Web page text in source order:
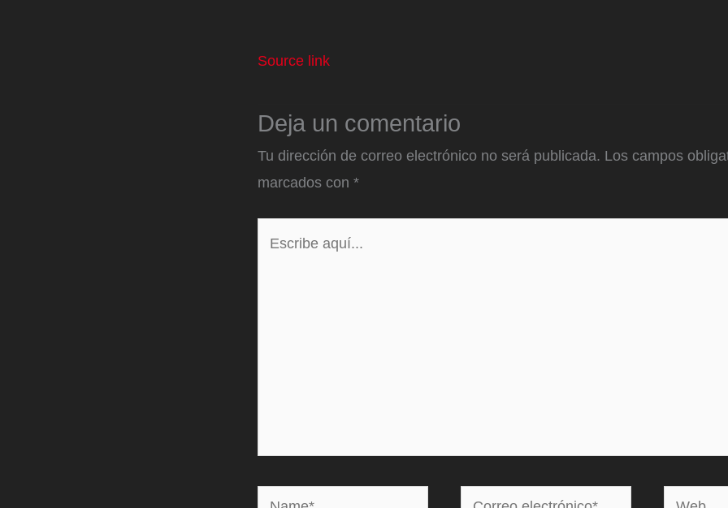
Source link
Deja un comentario
Tu dirección de correo electrónico no será publicada. Los campos
marcados con *
Name*
Correo
Web